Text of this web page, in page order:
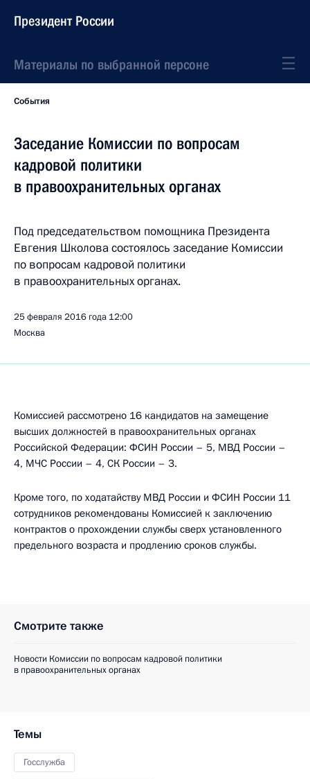
Президент России
Материалы по выбранной персоне
События
Заседание Комиссии по вопросам
кадровой политики
в правоохранительных органах
Под председательством помощника Президента
Евгения Школова состоялось заседание Комиссии
по вопросам кадровой политики
в правоохранительных органах.
25 февраля 2016 года 12:00
Москва
Комиссией рассмотрено 16 кандидатов на замещение
высших должностей в правоохранительных органах
Российской Федерации: ФСИН России – 5, МВД России –
4, МЧС России – 4, СК России – 3.
Кроме того, по ходатайству МВД России и ФСИН России 11
сотрудников рекомендованы Комиссией к заключению
контрактов о прохождении службы сверх установленного
предельного возраста и продлению сроков службы.
Смотрите также
Новости Комиссии по вопросам кадровой политики
в правоохранительных органах
Темы
Госслужба